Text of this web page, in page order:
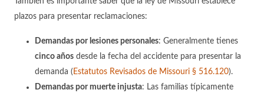
plazos para presentar reclamaciones:
Demandas por lesiones personales: Generalmente tienes
cinco años desde la fecha del accidente para presentar la
demanda ( Estatutos Revisados de Missouri § 516.120).
Demandas por muerte injusta: Las familias típicamente